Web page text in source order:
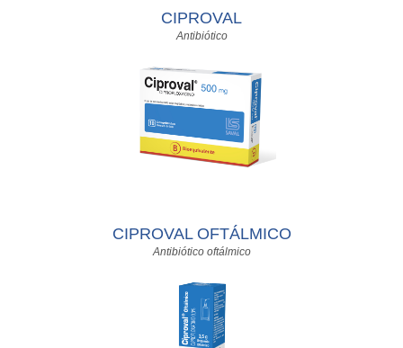
CIPROVAL
Antibiótico
CIPROVAL OFTÁLMICO
Antibiótico oftálmico